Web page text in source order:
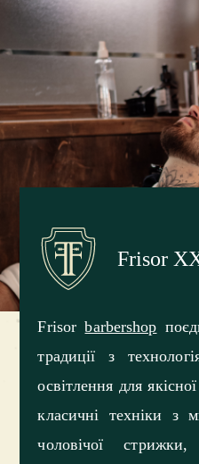
Frisor
Frisorbarbershop
традиції з
освітлення для
класичні техніки з
чоловічої